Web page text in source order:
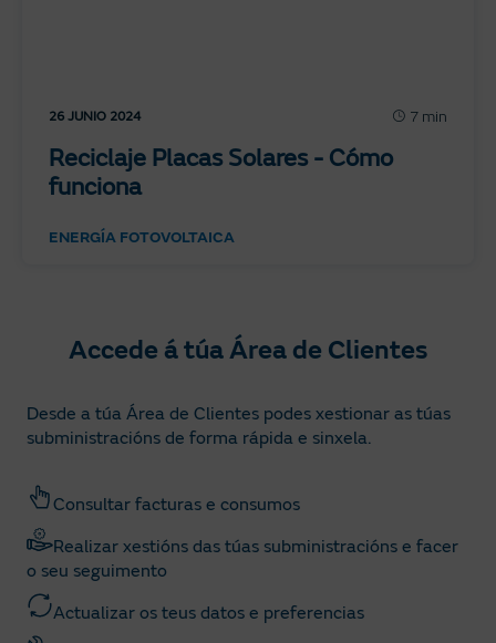
26 JUNIO 2024 7 min
Reciclaje Placas Solares - Cómo
funciona
ENERGÍA FOTOVOLTAICA
Accede á túa Área de Clientes
Desde a túa Área de Clientes podes xestionar as túas
subministracións de forma rápida e sinxela.
Consultar facturas e consumos
Realizar xestións das túas subministracións e facer
o seu seguimento
Actualizar os teus datos e preferencias